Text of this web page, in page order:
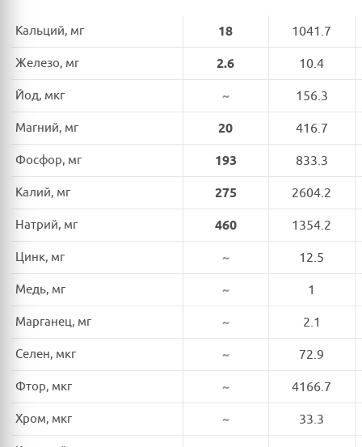
Кальций, мг 18 1041.7
Железо, мг 2.6 10.4
Йод, мкг ~ 156.3
Магний, мг 20 416.7
Фосфор, мг 193 833.3
Калий, мг 275 2604.2
Натрий, мг 460 1354.2
Цинк, мг ~ 12.5
Медь, мг ~ 1
Марганец, мг ~ 2.1
Селен, мкг ~ 72.9
Фтор, мкг ~ 4166.7
Хром, мкг ~ 33.3